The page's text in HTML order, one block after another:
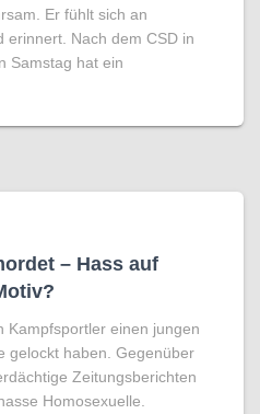
Er fühlt sich an
erinnert. Nach dem CSD in
Samstag hat ein
– Hass auf
Kampfsportler einen jungen
gelockt haben. Gegenüber
Zeitungsberichten
Homosexuelle.